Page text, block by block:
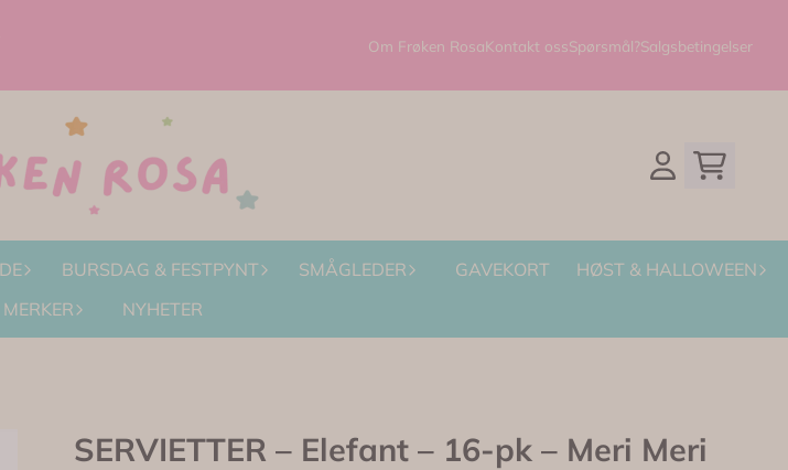
Om Frøken RosaKontakt ossSpørsmål?Salgsbetingelser
BURSDAG & FESTPYNT SMÅGLEDER GAVEKORT
HØST & HALLOWEEN
NYHETER
SERVIETTER – Elefant – 16-pk – Meri Meri